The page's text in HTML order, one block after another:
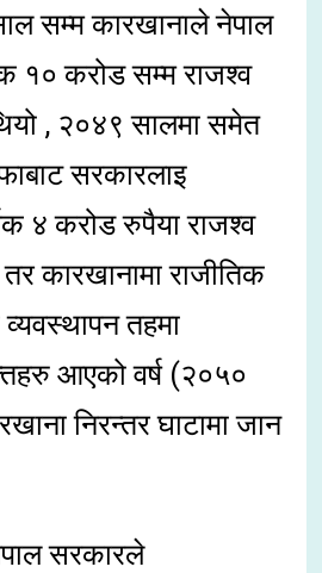
सम्म कारखानाले नेपाल
१० करोड सम्म राजश्व
, २०४९ सालमा समेत
सरकारलाइ
४ करोड रुपैया राजश्व
कारखानामा राजीतिक
तहमा
आएको वर्ष (२०५०
निरन्तर घाटामा जान
सरकारले